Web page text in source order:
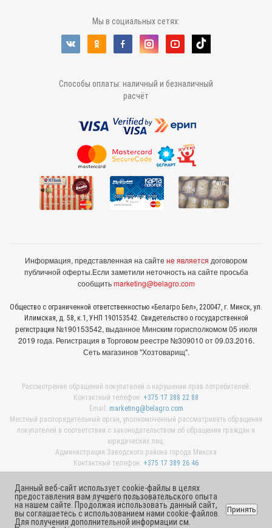
Мы в социальных сетях:
Способы оплаты: наличный и безналичный
расчёт
Информация, представленная на сайте не является договором
публичной оферты.Если заметили неточность на сайте просьба
сообщитьmarketing@belagro.com
Общество с ограниченной ответственностью «Белагро Бел», 220047, г. Минск, ул.
Илимская, д. 58, к.1, УНП 190153542. Свидетельство о государственной
регистрации №190153542, выданное Минcким горисполкомом 05 июля
2019 года. Регистрация в Торговом реестре №309010 от 09.03.2016.
Сеть магазинов "Хозтоварищ".
Рассмотрение обращений покупателей о нарушении прав потребителей:
Контактный телефон: +375 17 388 22 88
Email: marketing@belagro.com
Местный распорядительный орган, уполномоченный рассматривать обращения
покупателей в соответствии с законодательством об обращении граждан и
юридических лиц:
Администрация Заводского района города Минска
Контактный телефон: +375 17 389 26 46
© 2026 ООО «Белагро Бел»
Данный веб-сайт использует cookie-файлы в целях
предоставления вам лучшего пользовательского опыта
на нашем сайте. Продолжая использовать данный сайт,
вы соглашаетесь с использованием нами cookie-файлов.
Для получения дополнительной информации см.
Принять